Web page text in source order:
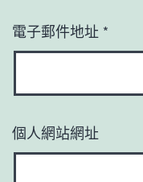
電子郵件地址 *
個人網站網址